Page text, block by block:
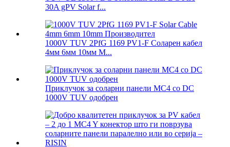
30A gPV Solar f...
1000V TUV 2PfG 1169 PV1-F Соларен кабел
4мм 6мм 10мм М...
Приклучок за соларни панели MC4 со DC
1000V TUV одобрен